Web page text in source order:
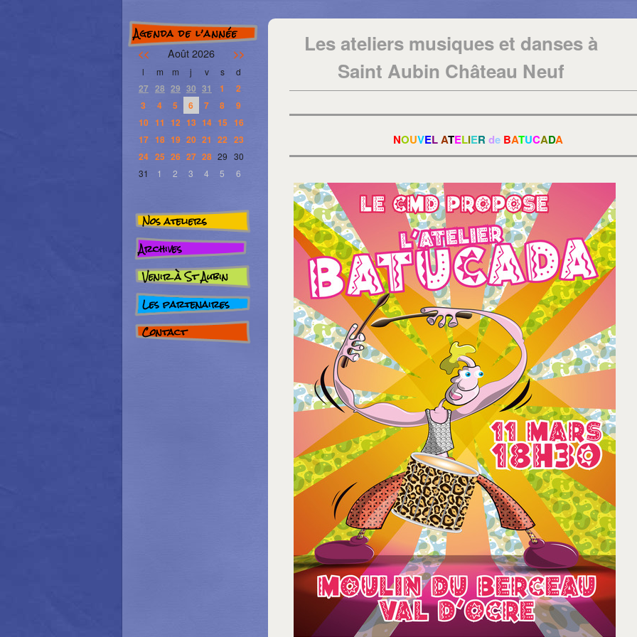
Les ateliers musiques et danses à
Saint Aubin Château Neuf
NOUVEL ATELIER de BATUCADA
Agenda de l’année
<< Août 2026 >>
l m m j v s d
27 28 29 30 31 1
2
3
4 5 6 7 8
9
10 11 12 13 14 15 16
17 18 19 20 21 22 23
24 25 26 27 28 29 30
31
1 2 3 4 5 6
Nos ateliers
Archives
Venir à St Aubin
Les partenaires
Contact